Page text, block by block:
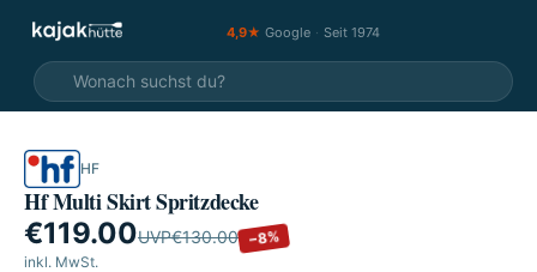
4,9★ Google · Seit 1974
SALEHF
Hf Multi Skirt Spritzdecke
€119.00UVP€130.00 −8%
inkl. MwSt.